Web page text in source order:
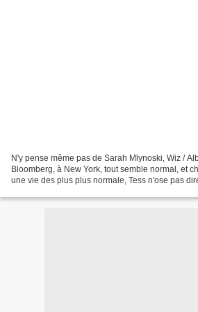
N'y pense même pas de Sarah Mlynoski, Wiz /
Bloomberg, à New York, tout semble normal, et
une vie des plus plus normale, Tess n'ose pas